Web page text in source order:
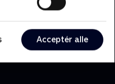
Acceptér alle
Miraculous